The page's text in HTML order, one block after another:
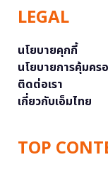
LEGAL
นโยบายคุกกี้
นโยบายการคุ้มค
ติดต่อเรา
เกี่ยวกับเอ็มไทย
TOP